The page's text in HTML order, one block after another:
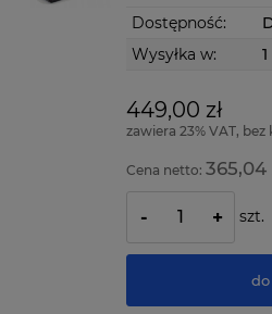
Dostępność:
Wysyłka w:
449,00 zł
zawiera 23% VAT,
Cena netto:365,04
- + szt.
do